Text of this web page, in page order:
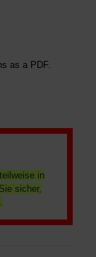
as a PDF.
in
sicher,